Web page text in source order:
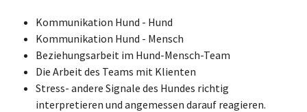
Kommunikation Hund - Hund
Kommunikation Hund - Mensch
Beziehungsarbeit im Hund-Mensch-Team
Die Arbeit des Teams mit Klienten
Stress- andere Signale des Hundes richtig
interpretieren und angemessen darauf reagieren.